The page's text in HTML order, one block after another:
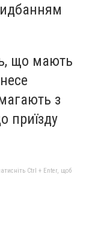
що мають
з
приїзду
Ctrl + Enter, щоб